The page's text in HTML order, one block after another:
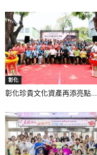
彰化
彰化珍貴文化資產再添亮點...